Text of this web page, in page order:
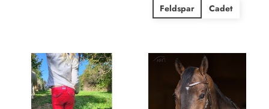
Feldspar
Cadet